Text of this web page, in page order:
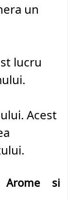
un
lucru
Acest
Arome si